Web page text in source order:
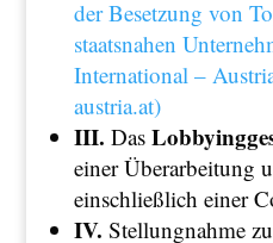
der Besetzung von
staatsnahen
International –
austria.at)
III. Das
einer Überarbeitung
einschließlich einer
IV. Stellungnahme